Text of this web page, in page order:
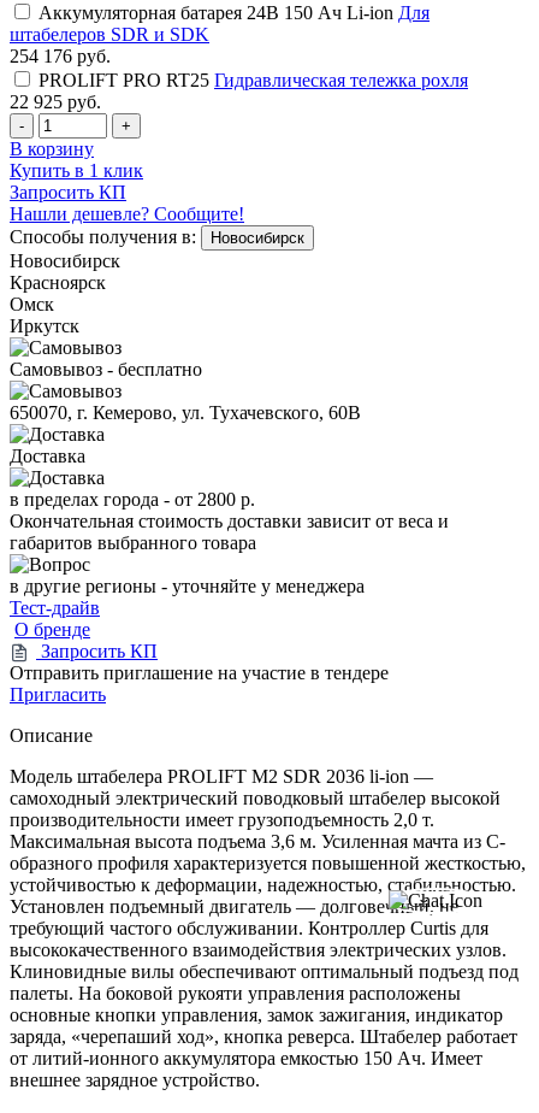
Аккумуляторная батарея 24В 150 Ач Li-ion Для
штабелеров SDR и SDK
254 176 руб.
PROLIFT PRO RT25 Гидравлическая тележка рохля
22 925 руб.
- +
В корзину
Купить в 1 клик
Запросить КП
Нашли дешевле? Сообщите!
Способы получения в:
Новосибирск
Новосибирск
Красноярск
Омск
Иркутск
Самовывоз - бесплатно
650070, г. Кемерово, ул. Тухачевского, 60В
Доставка
в пределах города - от 2800 р.
Окончательная стоимость доставки зависит от веса и
габаритов выбранного товара
в другие регионы - уточняйте у менеджера
Тест-драйв
О бренде
Запросить КП
Отправить приглашение на участие в тендере
Пригласить
Описание
Модель штабелера PROLIFT M2 SDR 2036 li-ion —
самоходный электрический поводковый штабелер высокой
производительности имеет грузоподъемность 2,0 т.
Максимальная высота подъема 3,6 м. Усиленная мачта из C-
образного профиля характеризуется повышенной жесткостью,
устойчивостью к деформации, надежностью, стабильностью.
Установлен подъемный двигатель — долговечный, не
требующий частого обслуживании. Контроллер Curtis для
высококачественного взаимодействия электрических узлов.
Клиновидные вилы обеспечивают оптимальный подъезд под
палеты. На боковой рукояти управления расположены
основные кнопки управления, замок зажигания, индикатор
заряда, «черепаший ход», кнопка реверса. Штабелер работает
от литий-ионного аккумулятора емкостью 150 Ач. Имеет
внешнее зарядное устройство.